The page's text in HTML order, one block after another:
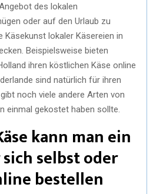
des lokalen
oder auf den Urlaub zu
Käsekunst lokaler Käsereien in
Beispielsweise bieten
ihren köstlichen Käse online
sind natürlich für ihren
noch viele andere Arten von
einmal gekostet haben sollte.
kann man ein
selbst oder
bestellen